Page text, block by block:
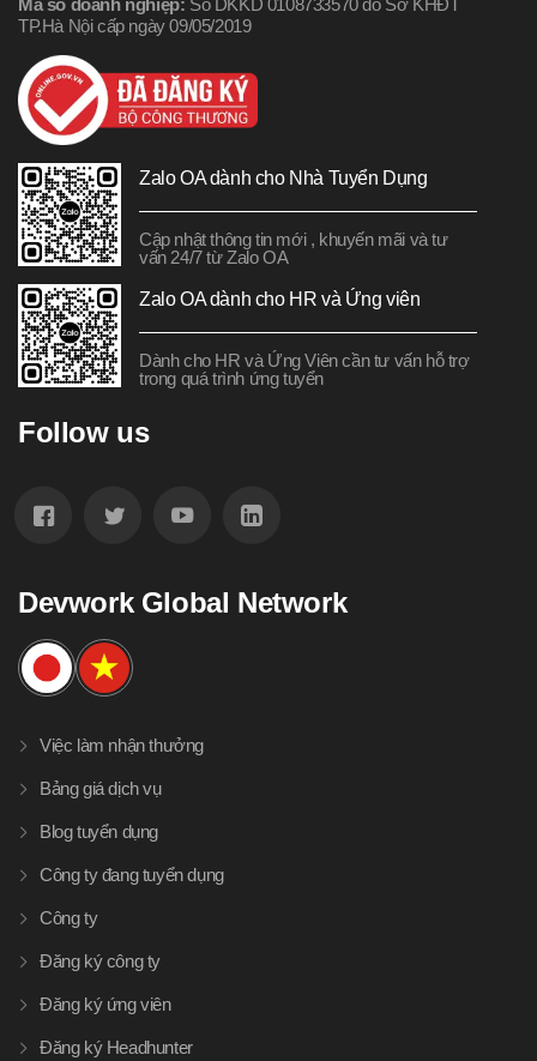
TP.Hà Nội cấp ngày 09/05/2019
Zalo OA dành cho Nhà Tuyển Dụng
Cập nhật thông tin mới , khuyến mãi và tư
vấn 24/7 từ Zalo OA
Zalo OA dành cho HR và Ứng viên
Dành cho HR và Ứng Viên cần tư vấn hỗ trợ
trong quá trình ứng tuyển
Follow us
Devwork Global Network
Việc làm nhận thưởng
Bảng giá dịch vụ
Blog tuyển dụng
Công ty đang tuyển dụng
Công ty
Đăng ký công ty
Đăng ký ứng viên
Đăng ký Headhunter